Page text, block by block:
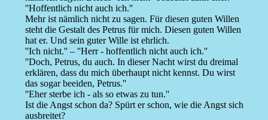
''Hoffentlich nicht auch ich.''
Mehr ist nämlich nicht zu sagen. Für diesen guten Willen
steht die Gestalt des Petrus für mich. Diesen guten Willen
hat er. Und sein guter Wille ist ehrlich.
''Ich nicht.'' – ''Herr - hoffentlich nicht auch ich.''
''Doch, Petrus, du auch. In dieser Nacht wirst du dreimal
erklären, dass du mich überhaupt nicht kennst. Du wirst
das sogar beeiden, Petrus.''
''Eher sterbe ich - als so etwas zu tun.''
Ist die Angst schon da? Spürt er schon, wie die Angst sich
ausbreitet?